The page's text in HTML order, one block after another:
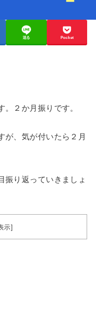
送る Pocket
２か月振りです。
が、気が付いたら２月
振り返っていきましょ
示]